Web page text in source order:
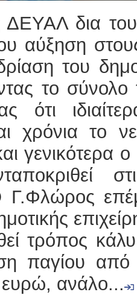
ΔΕΥΑΛ δια
αύξηση
του
το
ότι
χρόνια το
γενικότερα
Γ.Φλώρος
τρόπος
παγίου
ανάλο...